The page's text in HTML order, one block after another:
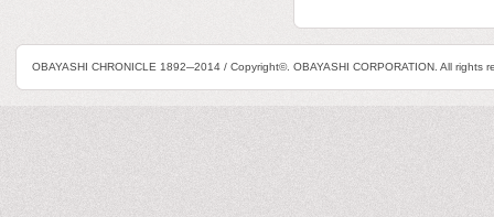
OBAYASHI CHRONICLE 1892─2014 / Copyright©. OBAYASHI CORPORATION. All rights